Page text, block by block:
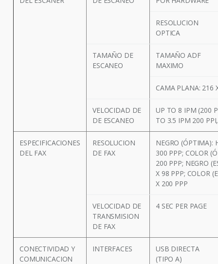
RESOLUCION
OPTICA
TAMAÑO DE
ESCANEO
TAMAÑO ADF
MAXIMO
CAMA PLANA: 216
VELOCIDAD DE
DE ESCANEO
UP TO 8 IPM (200
TO 3.5 IPM 200
ESPECIFICACIONES
DEL FAX
RESOLUCION
DE FAX
NEGRO (ÓPTIMA):
300 PPP; COLOR
200 PPP; NEGRO
X 98 PPP; COLOR
X 200 PPP
VELOCIDAD DE
TRANSMISION
DE FAX
4 SEC PER PAGE
CONECTIVIDAD Y
COMUNICACION
INTERFACES
USB DIRECTA
(TIPO A)